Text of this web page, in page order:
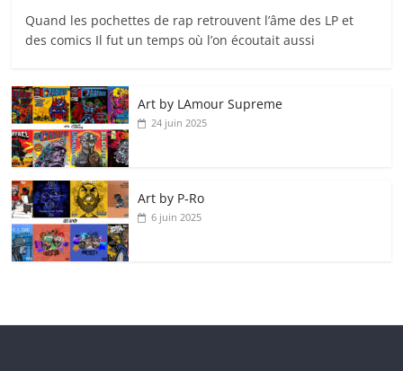
Quand les pochettes de rap retrouvent l’âme des LP et
des comics Il fut un temps où l’on écoutait aussi
Art by LAmour Supreme
24 juin 2025
Art by P‑Ro
6 juin 2025